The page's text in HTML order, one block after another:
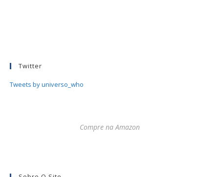
Twitter
Tweets by universo_who
Compre na Amazon